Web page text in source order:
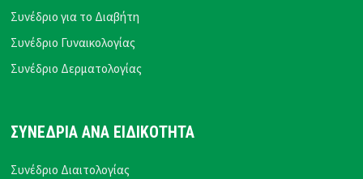
Συνέδριο για το Διαβήτη
Συνέδριο Γυναικολογίας
Συνέδριο Δερματολογίας
ΣΥΝΕΔΡΙΑ ΑΝΑ ΕΙΔΙΚΟΤΗΤΑ
Συνέδριο Διαιτολογίας